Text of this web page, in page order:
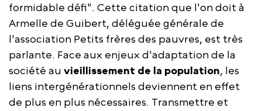
formidable défi". Cette citation que l'on doit à
Armelle de Guibert, déléguée générale de
l'association Petits frères des pauvres, est très
parlante. Face aux enjeux d'adaptation de la
société au vieillissement de la population, les
liens intergénérationnels deviennent en effet
de plus en plus nécessaires. Transmettre et